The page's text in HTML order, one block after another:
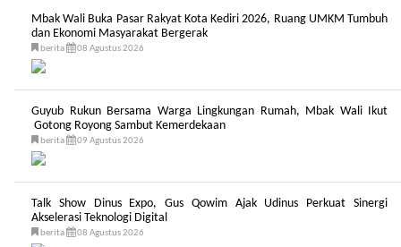
Mbak Wali Buka Pasar Rakyat Kota Kediri 2026, Ruang UMKM Tumbuh
dan Ekonomi Masyarakat Bergerak
berita 08 Agustus 2026
Guyub Rukun Bersama Warga Lingkungan Rumah, Mbak Wali Ikut
Gotong Royong Sambut Kemerdekaan
berita 09 Agustus 2026
Talk Show Dinus Expo, Gus Qowim Ajak Udinus Perkuat Sinergi
Akselerasi Teknologi Digital
berita 08 Agustus 2026